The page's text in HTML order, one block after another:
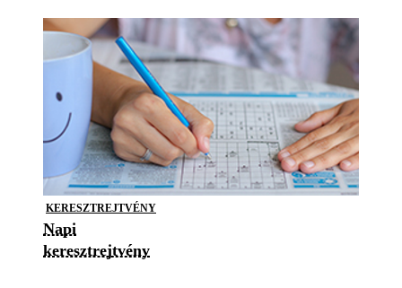
KERESZTREJTVÉNY
Napi
keresztrejtvény